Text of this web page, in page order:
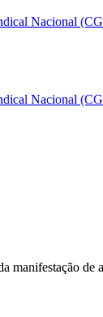
Nacional
Nacional
manifestação